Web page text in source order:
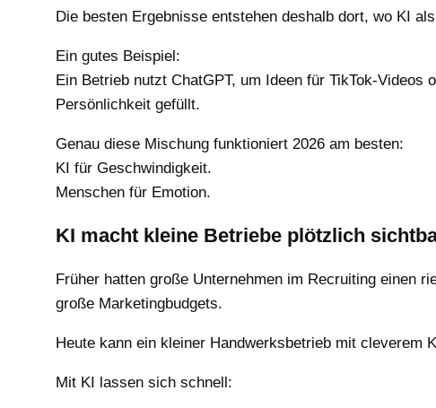
Die besten Ergebnisse entstehen deshalb dort, wo KI
Ein gutes Beispiel:
Ein Betrieb nutzt ChatGPT, um Ideen für TikTok-
Persönlichkeit gefüllt.
Genau diese Mischung funktioniert 2026 am besten:
KI für Geschwindigkeit.
Menschen für Emotion.
KI macht kleine Betriebe plötzlich
Früher hatten große Unternehmen im Recruiting einen
große Marketingbudgets.
Heute kann ein kleiner Handwerksbetrieb mit cleverem
Mit KI lassen sich schnell: